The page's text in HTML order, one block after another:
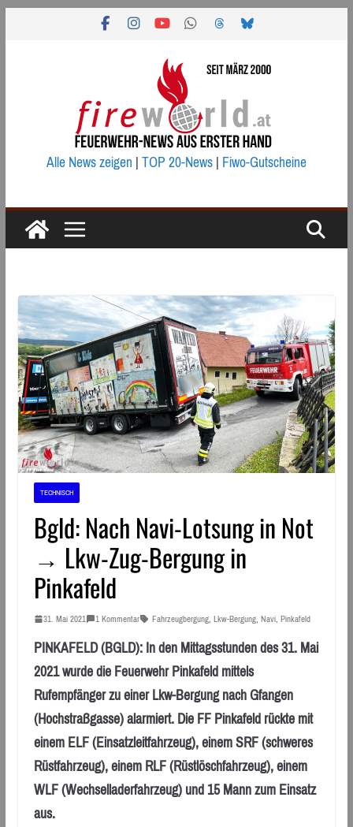
Alle News zeigen|TOP 20-News|Fiwo-Gutscheine
TECHNISCH
Bgld: Nach Navi-Lotsung in Not
→ Lkw-Zug-Bergung in
Pinkafeld
31. Mai 2021 1 Kommentar Fahrzeugbergung, Lkw-Bergung, Navi, Pinkafeld
PINKAFELD (BGLD): In den Mittagsstunden des 31. Mai
2021 wurde die Feuerwehr Pinkafeld mittels
Rufempfänger zu einer Lkw-Bergung nach Gfangen
(Hochstraßgasse) alarmiert. Die FF Pinkafeld rückte mit
einem ELF (Einsatzleitfahrzeug), einem SRF (schweres
Rüstfahrzeug), einem RLF (Rüstlöschfahrzeug), einem
WLF (Wechselladerfahrzeug) und 15 Mann zum Einsatz
aus.